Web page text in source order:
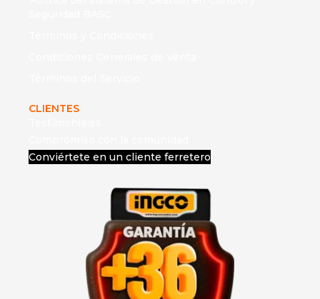
CLIENTES
Conviértete en un cliente ferretero